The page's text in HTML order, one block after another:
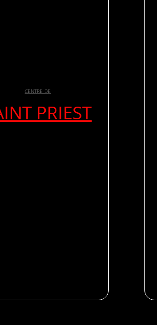
CENTRE DE
PRIEST